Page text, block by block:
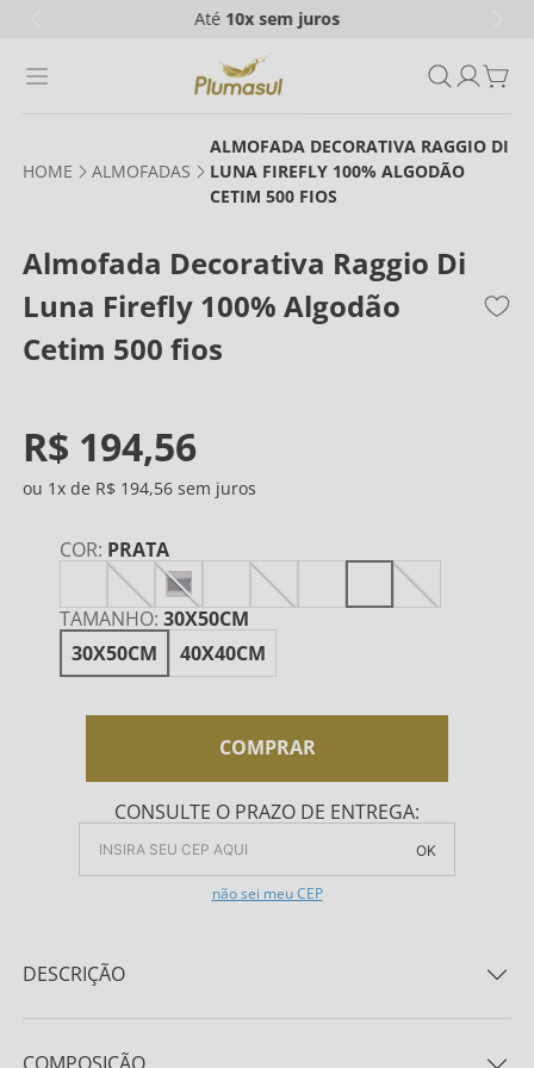
Até 10xsem juros
ALMOFADAS
ALMOFADA DECORATIVA RAGGIO DI
LUNA FIREFLY 100% ALGODÃO
CETIM 500 FIOS
Almofada Decorativa Raggio Di
Luna Firefly 100% Algodão
Cetim 500 fios
R$ 194,56
1 R$ 194,56
COR: PRATA
TAMANHO: 30X50CM
30X50CM
40X40CM
COMPRAR
CONSULTE O PRAZO DE ENTREGA:
OK
não sei meu CEP
DESCRIÇÃO
Algodão Cetim 500 fios